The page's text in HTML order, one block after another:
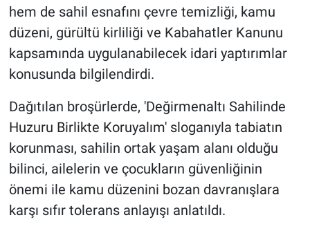
hem de sahil esnafını çevre temizliği, kamu
düzeni, gürültü kirliliği ve Kabahatler Kanunu
kapsamında uygulanabilecek idari yaptırımlar
konusunda bilgilendirdi.
Dağıtılan broşürlerde, 'Değirmenaltı Sahilinde
Huzuru Birlikte Koruyalım' sloganıyla tabiatın
korunması, sahilin ortak yaşam alanı olduğu
bilinci, ailelerin ve çocukların güvenliğinin
önemi ile kamu düzenini bozan davranışlara
karşı sıfır tolerans anlayışı anlatıldı.